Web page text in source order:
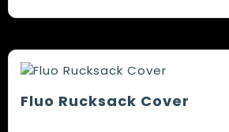
Fluo Rucksack Cover